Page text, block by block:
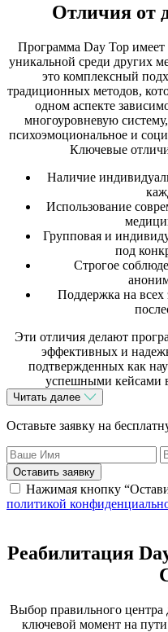
Отличия от
Программа Day Top имеет
уникальной среди других
это комплексный
традиционных методов,
одном аспекте
многоуровневую
психоэмоциональное и
Ключевые
Наличие
Использование
Групповая и
под
Строгое
Поддержка на всех
Эти отличия делают
эффективных и
подтвержденных как
успешными кейсами
Читать далее
Оставьте заявку на
Оставить заявку
Нажимая кнопку
политикой
Реабилитация
Выбор правильного центра
ключевой момент на